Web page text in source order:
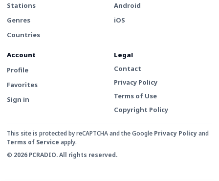
Stations
Genres
Countries
Android
iOS
Account
Profile
Favorites
Sign in
Legal
Contact
Privacy Policy
Terms of Use
Copyright Policy
This site is protected by reCAPTCHA and the Google Privacy Policyand
Terms of Service apply.
© 2026 PCRADIO. All rights reserved.